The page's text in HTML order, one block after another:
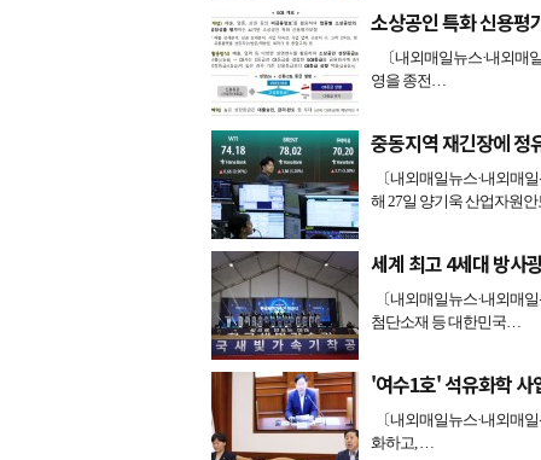
소상공인 특화 신용평
〔내외매일뉴스·내외매
영을 종전…
중동지역 재긴장에 정
〔내외매일뉴스·내외매
해 27일 양기욱 산업자원
세계 최고 4세대 방사
〔내외매일뉴스·내외매
첨단소재 등 대한민국…
'여수1호' 석유화학
〔내외매일뉴스·내외매
화하고, …